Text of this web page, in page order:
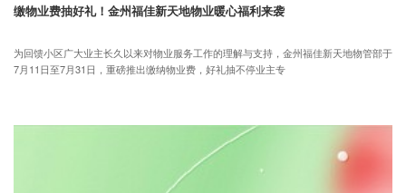
缴物业费抽好礼！金州福佳新天地物业暖心福利来袭
为回馈小区广大业主长久以来对物业服务工作的理解与支持，金州福佳新天地物管部于
7月11日至7月31日，重磅推出缴纳物业费，好礼抽不停业主专